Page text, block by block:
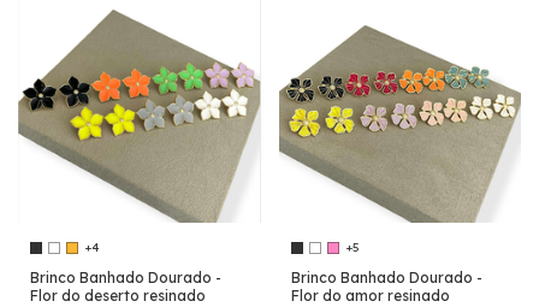
+4
Brinco Banhado Dourado -
Flor do deserto resinado
+5
Brinco Banhado Dourado -
Flor do amor resinado